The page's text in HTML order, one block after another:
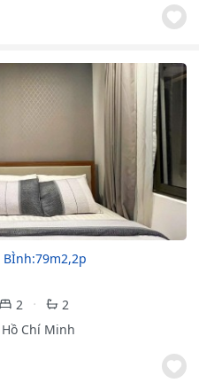
2
2
Chí Minh